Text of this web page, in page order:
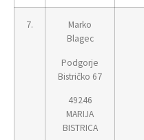
7.
Marko
Blagec
Podgorje
Bistričko 67
49246
MARIJA
BISTRICA